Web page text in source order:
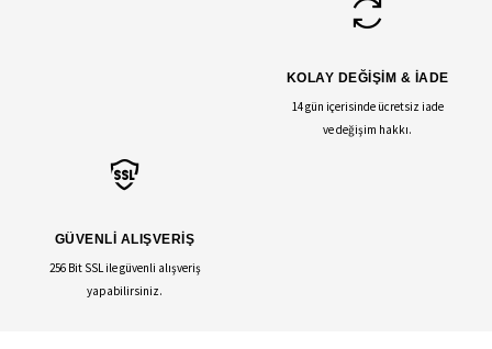
KOLAY DEĞİŞİM & İADE
14 gün içerisinde ücretsiz iade
ve değişim hakkı.
GÜVENLİ ALIŞVERİŞ
256 Bit SSL ile güvenli alışveriş
yapabilirsiniz.